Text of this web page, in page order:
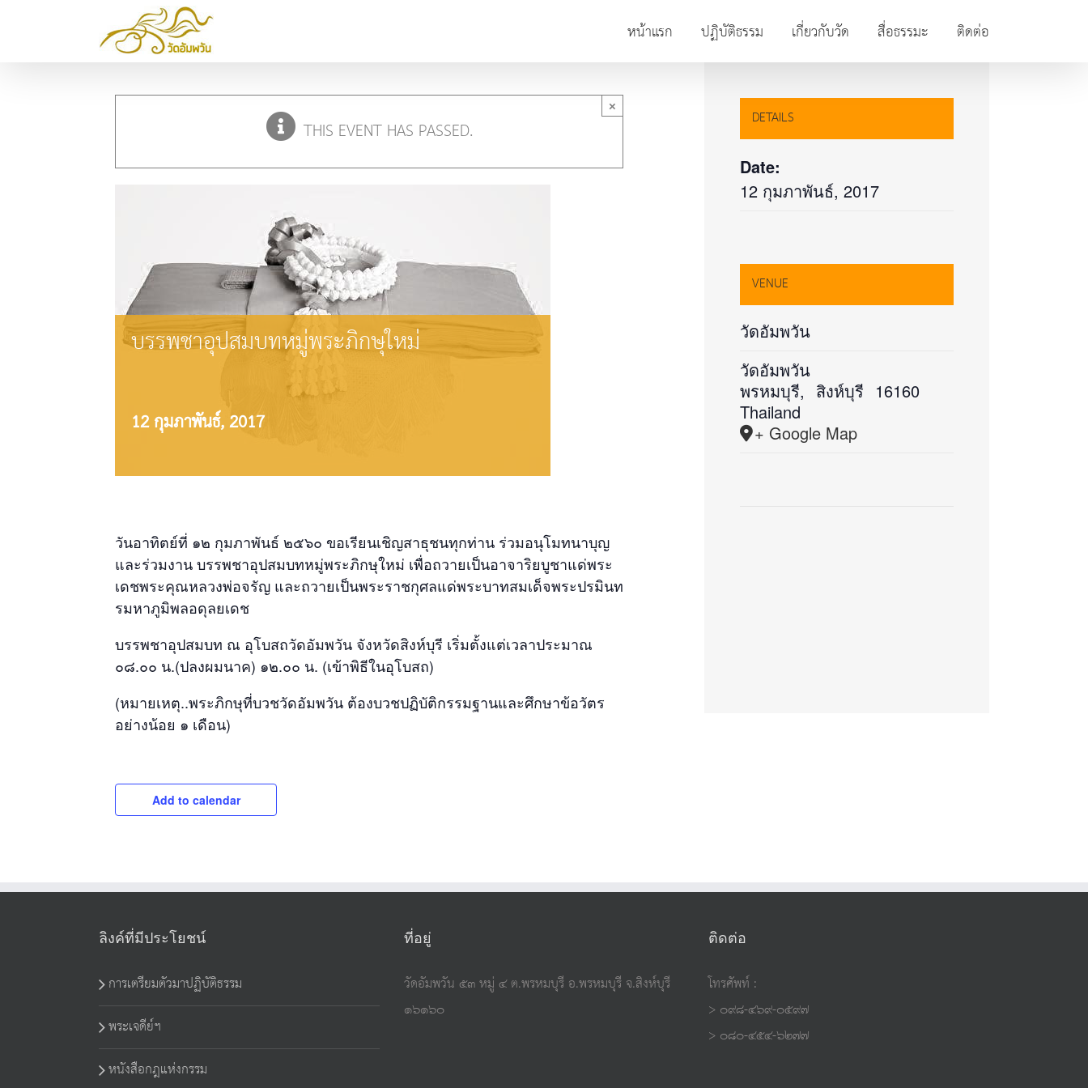
หน้าแรก ปฏิบัติธรรม เกี่ยวกับวัด สื่อธรรมะ ติดต่อ
×
THIS EVENT HAS PASSED.
บรรพชาอุปสมบทหมู่พระภิกษุใหม่
12 กุมภาพันธ์, 2017
วันอาทิตย์ที่ ๑๒ กุมภาพันธ์ ๒๕๖๐ ขอเรียนเชิญสาธุชนทุกท่าน ร่วมอนุโมทนาบุญ
และร่วมงาน บรรพชาอุปสมบทหมู่พระภิกษุใหม่ เพื่อถวายเป็นอาจาริยบูชาแด่พระ
เดชพระคุณหลวงพ่อจรัญ และถวายเป็นพระราชกุศลแด่พระบาทสมเด็จพระปรมินท
รมหาภูมิพลอดุลยเดช
บรรพชาอุปสมบท ณ อุโบสถวัดอัมพวัน จังหวัดสิงห์บุรี เริ่มตั้งแต่เวลาประมาณ
๐๘.๐๐ น.(ปลงผมนาค) ๑๒.๐๐ น. (เข้าพิธีในอุโบสถ)
(หมายเหตุ..พระภิกษุที่บวชวัดอัมพวัน ต้องบวชปฏิบัติกรรมฐานและศึกษาข้อวัตร
อย่างน้อย ๑ เดือน)
Add to calendar
DETAILS
Date:
12 กุมภาพันธ์, 2017
VENUE
วัดอัมพวัน
วัดอัมพวัน
พรหมบุรี, สิงห์บุรี 16160
Thailand
+ Google Map
ลิงค์ที่มีประโยชน์
การเตรียมตัวมาปฏิบัติธรรม
พระเจดีย์ฯ
หนังสือกฎแห่งกรรม
ที่อยู่
วัดอัมพวัน ๕๓ หมู่ ๔ ต.พรหมบุรี อ.พรหมบุรี จ.สิงห์บุรี
๑๖๑๖๐
ติดต่อ
โทรศัพท์ :
> ๐๙๘-๔๖๙-๐๕๙๗
> ๐๘๐-๔๕๔-๖๒๗๗